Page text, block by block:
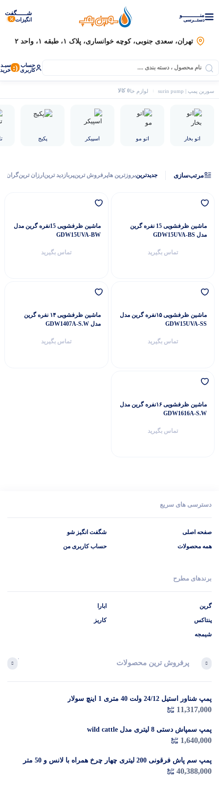
منــــــــــــو
دستــرسی
شـــــگفت
انگیزات
تهران، سعدی جنوبی، کوچه خوانساری، پلاک ۱، طبقه ۱، واحد ۲
حساب
کاربری (: سبـد
خرید
سورین پمپ | surin pump لوازم خانگی
0 کالا
اتو بخار اتو مو اسپیکر پکیج
مرتب‌سازی جدیدترینبروزترین هاپرفروش ترینپربازدید ترین ارزان ترینگران
ماشین ظرفشویی 15 نفره گرین
مدل GDW15UVA-BS
تماس بگیرید
ماشین ظرفشویی 15نفره گرین مدل
GDW15UVA-BW
تماس بگیرید
ماشین ظرفشویی ۱۵نفره گرین مدل
GDW15UVA-SS
تماس بگیرید
ماشین ظرفشویی ۱۴ نفره گرین
مدل GDW1407A-S.W
تماس بگیرید
ماشین ظرفشویی ۱۶نفره گرین مدل
GDW1616A-S.W
تماس بگیرید
دسترسی های سریع
صفحه اصلی
همه محصولات
شگفت انگیز شو
حساب کاربری من
برندهای مطرح
گرین
پنتاکس
شیمجه
ابارا
کاریز
پرفروش ترین محصولات
پمپ شناور استیل 24/12 ولت 40 متری 1 اینچ سولار
11,317,000
پمپ سمپاش دستی 8 لیتری مدل wild cattle
1,640,000
پمپ سم پاش فرقونی 200 لیتری چهار چرخ همراه با لانس و 50 متر
شیلنگ
40,388,000